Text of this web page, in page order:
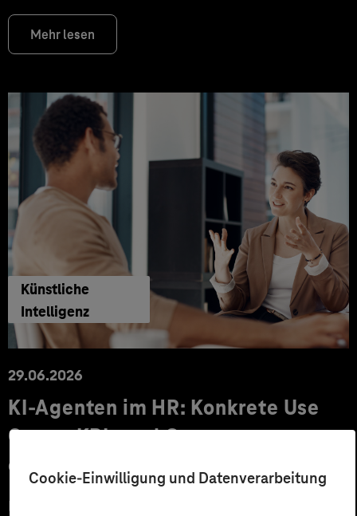
Cookie-Einwilligung und Datenverarbeitung
Mehr lesen
Künstliche
Intelligenz
29.06.2026
KI‑Agenten im HR: Konkrete Use
Cases, KPIs und Governance
entlang der Employee Journey
KI‑Agenten im HR sind mehr als Chatbots: Sie